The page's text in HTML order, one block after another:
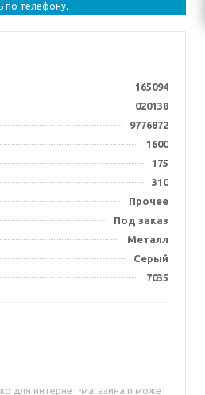
по телефону.
165094
020138
9776872
1600
175
310
Прочее
Под заказ
Металл
Серый
7035
для интернет-магазина и может